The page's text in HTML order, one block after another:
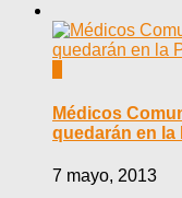
Médicos
quedarán en la
7 mayo, 2013